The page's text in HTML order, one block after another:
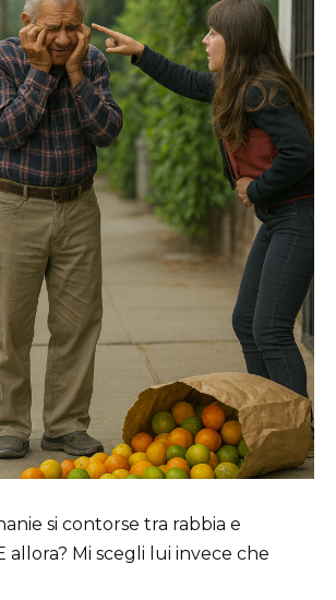
si contorse tra rabbia e
allora? Mi scegli lui invece che